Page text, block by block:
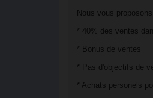
Nous vous
* 40% des ventes
* Bonus de ventes
* Pas d'objectifs de
* Achats personels